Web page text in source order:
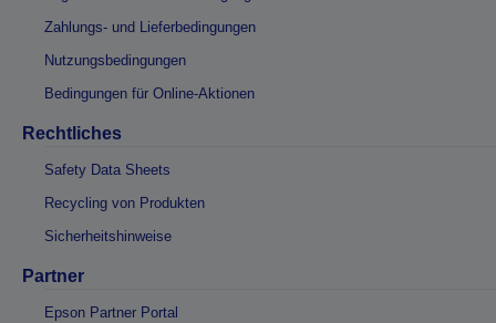
Zahlungs- und Lieferbedingungen
Nutzungsbedingungen
Bedingungen für Online-Aktionen
Rechtliches
Safety Data Sheets
Recycling von Produkten
Sicherheitshinweise
Partner
Epson Partner Portal